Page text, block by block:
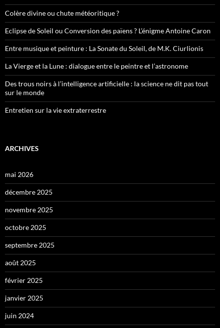
Colère divine ou chute météoritique ?
Eclipse de Soleil ou Conversion des païens ? L’énigme Antoine Caron
Entre musique et peinture : La Sonate du Soleil, de M.K. Ciurlionis
La Vierge et la Lune : dialogue entre le peintre et l’astronome
Des trous noirs à l’intelligence artificielle : la science ne dit pas tout
sur le monde
Entretien sur la vie extraterrestre
ARCHIVES
mai 2026
décembre 2025
novembre 2025
octobre 2025
septembre 2025
août 2025
février 2025
janvier 2025
juin 2024